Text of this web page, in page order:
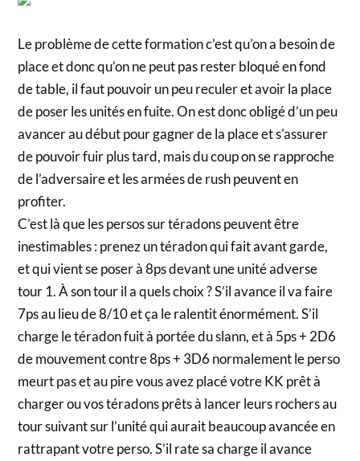
Le problème de cette formation c’est qu’on a besoin de
place et donc qu’on ne peut pas rester bloqué en fond
de table, il faut pouvoir un peu reculer et avoir la place
de poser les unités en fuite. On est donc obligé d’un peu
avancer au début pour gagner de la place et s’assurer
de pouvoir fuir plus tard, mais du coup on se rapproche
de l’adversaire et les armées de rush peuvent en
profiter.
C’est là que les persos sur téradons peuvent être
inestimables : prenez un téradon qui fait avant garde,
et qui vient se poser à 8ps devant une unité adverse
tour 1. À son tour il a quels choix ? S’il avance il va faire
7ps au lieu de 8/10 et ça le ralentit énormément. S’il
charge le téradon fuit à portée du slann, et à 5ps + 2D6
de mouvement contre 8ps + 3D6 normalement le perso
meurt pas et au pire vous avez placé votre KK prêt à
charger ou vos téradons prêts à lancer leurs rochers au
tour suivant sur l’unité qui aurait beaucoup avancée en
rattrapant votre perso. S’il rate sa charge il avance